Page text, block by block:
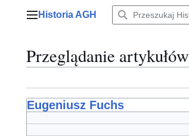
Menu główne
Historia AGH
Przeglądanie artykułów
Eugeniusz Fuchs